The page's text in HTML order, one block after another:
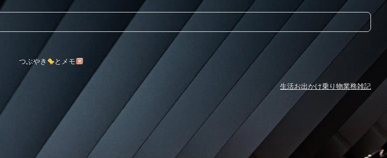
つぶやき とメモ
生活お出かけ乗り物業務雑記